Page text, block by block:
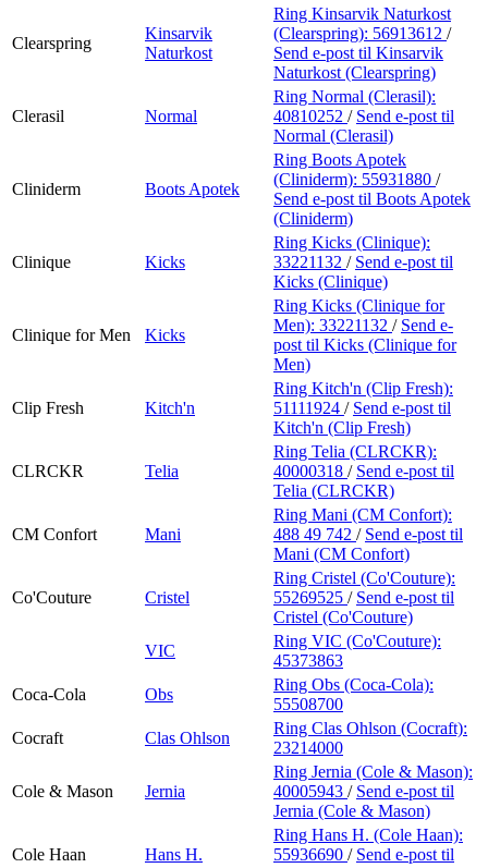
Clearspring
Kinsarvik
Naturkost
Ring Kinsarvik Naturkost
(Clearspring): 56913612 /
Send e-post til Kinsarvik
Naturkost (Clearspring)
Clerasil Normal
Ring Normal (Clerasil):
40810252 / Send e-post til
Normal (Clerasil)
Cliniderm Boots Apotek
Ring Boots Apotek
(Cliniderm): 55931880 /
Send e-post til Boots Apotek
(Cliniderm)
Clinique Kicks
Ring Kicks (Clinique):
33221132 / Send e-post til
Kicks (Clinique)
Clinique for Men Kicks
Ring Kicks (Clinique for
Men): 33221132 / Send e-
post til Kicks (Clinique for
Men)
Clip Fresh Kitch'n
Ring Kitch'n (Clip Fresh):
51111924 / Send e-post til
Kitch'n (Clip Fresh)
CLRCKR Telia
Ring Telia (CLRCKR):
40000318 / Send e-post til
Telia (CLRCKR)
CM Confort Mani
Ring Mani (CM Confort):
488 49 742 / Send e-post til
Mani (CM Confort)
Co'Couture Cristel
Ring Cristel (Co'Couture):
55269525 / Send e-post til
Cristel (Co'Couture)
VIC
Ring VIC (Co'Couture):
45373863
Coca-Cola
Obs
Ring Obs (Coca-Cola):
55508700
Cocraft
Clas Ohlson
Ring Clas Ohlson (Cocraft):
23214000
Cole & Mason Jernia
Ring Jernia (Cole & Mason):
40005943 / Send e-post til
Jernia (Cole & Mason)
Cole Haan Hans H.
Ring Hans H. (Cole Haan):
55936690 / Send e-post til